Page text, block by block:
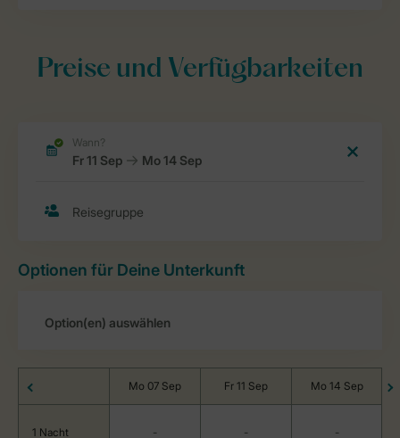
Preise und Verfügbarkeiten
Optionen für Deine Unterkunft
Mo 07 Sep Fr 11 Sep Mo 14 Sep
1 Nacht - - -